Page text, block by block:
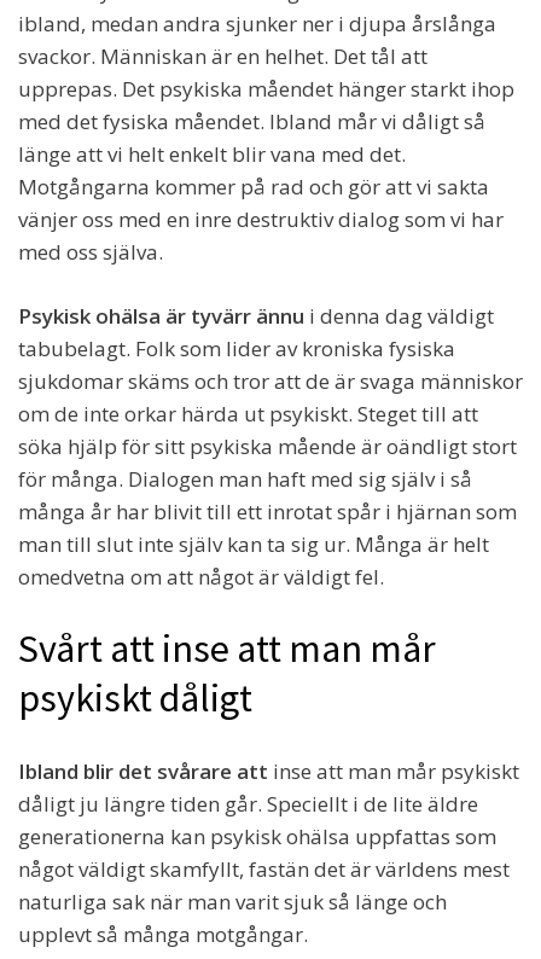
ibland, medan andra sjunker ner i djupa årslånga
svackor. Människan är en helhet. Det tål att
upprepas. Det psykiska måendet hänger starkt ihop
med det fysiska måendet. Ibland mår vi dåligt så
länge att vi helt enkelt blir vana med det.
Motgångarna kommer på rad och gör att vi sakta
vänjer oss med en inre destruktiv dialog som vi har
med oss själva.
Psykisk ohälsa är tyvärr ännu i denna dag väldigt
tabubelagt. Folk som lider av kroniska fysiska
sjukdomar skäms och tror att de är svaga människor
om de inte orkar härda ut psykiskt. Steget till att
söka hjälp för sitt psykiska mående är oändligt stort
för många. Dialogen man haft med sig själv i så
många år har blivit till ett inrotat spår i hjärnan som
man till slut inte själv kan ta sig ur. Många är helt
omedvetna om att något är väldigt fel.
Svårt att inse att man mår
psykiskt dåligt
Ibland blir det svårare att inse att man mår psykiskt
dåligt ju längre tiden går. Speciellt i de lite äldre
generationerna kan psykisk ohälsa uppfattas som
något väldigt skamfyllt, fastän det är världens mest
naturliga sak när man varit sjuk så länge och
upplevt så många motgångar.